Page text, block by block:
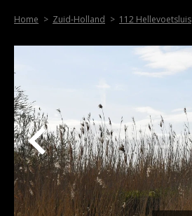
Home Zuid-Holland 112 Hellevoetsluis